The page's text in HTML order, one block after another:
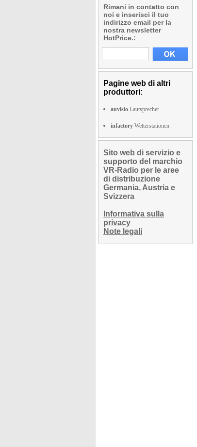
Rimani in contatto con
noi e inserisci il tuo
indirizzo email per la
nostra newsletter
HotPrice.:
Pagine web di altri
produttori:
auvisio Lautsprecher
infactory Wetterstationen
Sito web di servizio e
supporto del marchio
VR-Radio per le aree
di distribuzione
Germania, Austria e
Svizzera
Informativa sulla
privacy
Note legali